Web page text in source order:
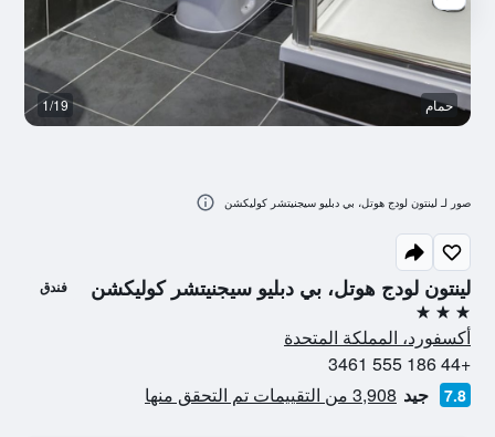
لينتون لودج هوتل، بي دبليو سيجنيتشر كوليكشن فندق
3 نجوم
أكسفورد، المملكة المتحدة
+44 186 555 3461
7.8 جيد 3,908 من التقييمات تم التحقق منها
حمام 1/19
صور لـ لينتون لودج هوتل، بي دبليو سيجنيتشر كوليكشن